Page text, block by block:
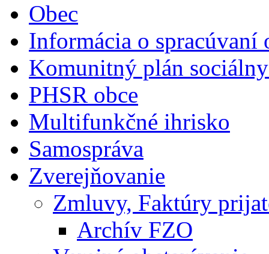
Obec
Informácia o spracúvaní
Komunitný plán
PHSR obce
Multifunkčné ihrisko
Samospráva
Zverejňovanie
Zmluvy, Faktúry
Archív FZO